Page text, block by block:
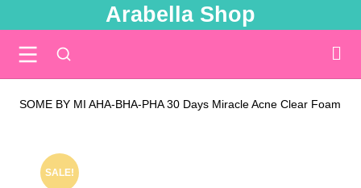
Arabella Shop
You are here:
SOME BY MI AHA-BHA-PHA 30 Days Miracle Acne Clear Foam
SALE!